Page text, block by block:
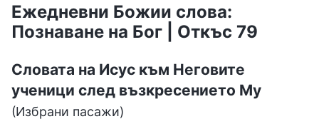
Ежедневни Божии слова:
Познаване на Бог | Откъс 79
Словата на Исус към Неговите
ученици след възкресението Му
(Избрани пасажи)